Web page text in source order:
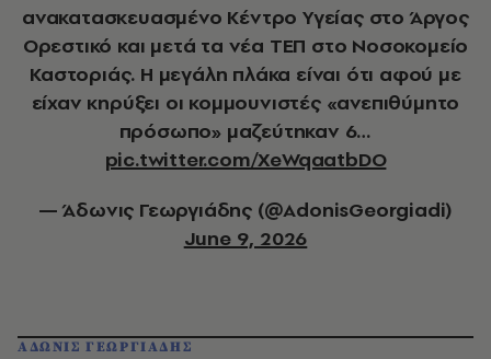
ανακατασκευασμένο Κέντρο Υγείας στο Άργος
Ορεστικό και μετά τα νέα ΤΕΠ στο Νοσοκομείο
Καστοριάς. Η μεγάλη πλάκα είναι ότι αφού με
είχαν κηρύξει οι κομμουνιστές «ανεπιθύμητο
πρόσωπο» μαζεύτηκαν 6…
pic.twitter.com/XeWqaatbDO
— Άδωνις Γεωργιάδης (@AdonisGeorgiadi)
June 9, 2026
ΑΔΩΝΙΣ ΓΕΩΡΓΙΑΔΗΣ